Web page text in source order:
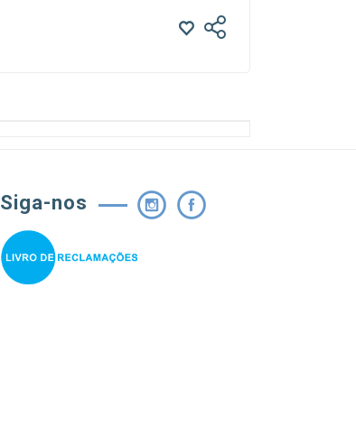
Siga-nos